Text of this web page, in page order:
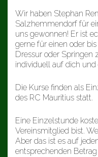
Wir haben Stephan
Salzhemmendorf für
uns gewonnen! Er ist
gerne für einen oder
Dressur oder Springen
individuell auf dich und
Die Kurse finden als
des RC Mauritius statt.
Eine Einzelstunde
Vereinsmitglied bist.
Aber das ist es auf
entsprechenden